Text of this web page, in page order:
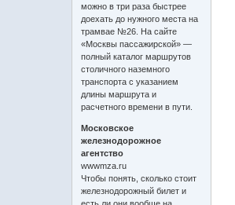
можно в три раза быстрее
доехать до нужного места на
трамвае №26. На сайте
«Москвы пассажирской» —
полный каталог маршрутов
столичного наземного
транспорта с указанием
длины маршрута и
расчетного времени в пути.
Московское
железнодорожное
агентство
wwwmza.ru
Чтобы понять, сколько стоит
железнодорожный билет и
есть ли они вообще на